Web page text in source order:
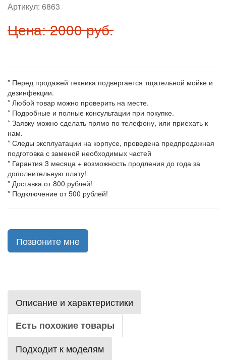
Артикул: 6863
Цена: 2000 руб.
* Перед продажей техника подвергается тщательной мойке и
дезинфекции.
* Любой товар можно проверить на месте.
* Подробные и полные консультации при покупке.
* Заявку можно сделать прямо по телефону, или приехать к
нам.
* Следы эксплуатации на корпусе, проведена предпродажная
подготовка с заменой необходимых частей
* Гарантия 3 месяца + возможность продления до года за
дополнительную плату!
* Доставка от 800 рублей!
* Подключение от 500 рублей!
Позвоните мне
Описание и характеристики
Есть похожие товары
Подходит к моделям